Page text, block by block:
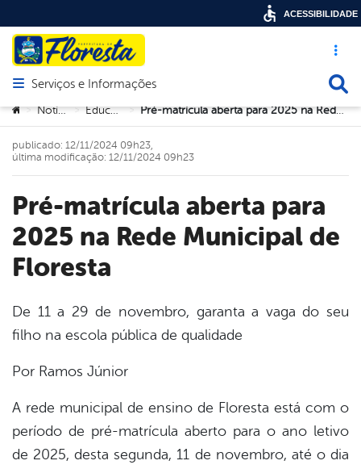
Acesso
Abrir menu principal de navegação
Serviços e Informações
Você está aqui:
> Notícias > Educação > Pré-matrícula aberta para 2025 na Rede Municipal de Floresta
Pré-matrícula aberta para
2025 na Rede Municipal de
Floresta
publicado: 12/11/2024 09h23,
última modificação: 12/11/2024 09h23
De 11 a 29 de novembro, garanta a vaga do seu
filho na escola pública de qualidade
Por Ramos Júnior
A rede municipal de ensino de Floresta está com o
período de pré-matrícula aberto para o ano letivo
de 2025, desta segunda, 11 de novembro, até o dia
ACESSIBILIDADE